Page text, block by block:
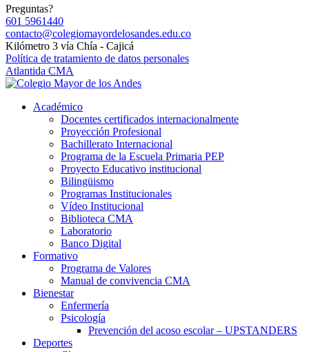
Preguntas?
601 5961440
contacto@colegiomayordelosandes.edu.co
Kilómetro 3 vía Chía - Cajicá
Política de tratamiento de datos personales
Atlantida CMA
Académico
Docentes certificados internacionalmente
Proyección Profesional
Bachillerato Internacional
Programa de la Escuela Primaria PEP
Proyecto Educativo institucional
Bilingüismo
Programas Institucionales
Vídeo Institucional
Biblioteca CMA
Laboratorio
Banco Digital
Formativo
Programa de Valores
Manual de convivencia CMA
Bienestar
Enfermería
Psicología
Prevención del acoso escolar – UPSTANDERS
Deportes